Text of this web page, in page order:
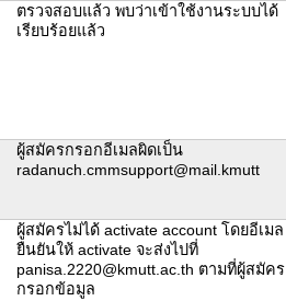
ตรวจสอบแล้ว พบว่าเข้าใช้งานระบบได้
เรียบร้อยแล้ว
ผู้สมัครกรอกอีเมลผิดเป็น
radanuch.cmmsupport@mail.kmutt
ผู้สมัครไม่ได้ activate account โดยอีเมล
ยืนยันให้ activate จะส่งไปที่
panisa.2220@kmutt.ac.th ตามที่ผู้สมัคร
กรอกข้อมูล